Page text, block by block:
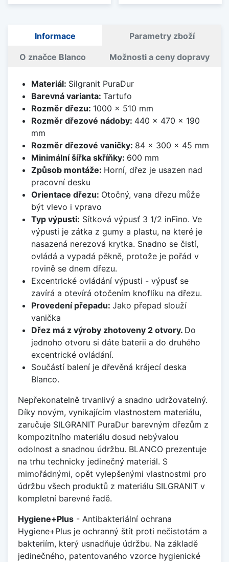
Informace Parametry zboží
O značce Blanco Možnosti a ceny dopravy
Materiál: Silgranit PuraDur
Barevná varianta: Tartufo
Rozměr dřezu: 1000 x 510 mm
Rozměr dřezové nádoby: 440 x 470 x 190
mm
Rozměr dřezové vaničky: 84 x 300 x 45 mm
Minimální šířka skříňky: 600 mm
Způsob montáže: Horní, dřez je usazen nad
pracovní desku
Orientace dřezu: Otočný, vana dřezu může
být vlevo i vpravo
Typ výpusti: Sítková výpusť 3 1/2 inFino. Ve
výpusti je zátka z gumy a plastu, na které je
nasazená nerezová krytka. Snadno se čistí,
ovládá a vypadá pěkně, protože je pořád v
rovině se dnem dřezu.
Excentrické ovládání výpusti - výpusť se
zavírá a otevírá otočením knoflíku na dřezu.
Provedení přepadu: Jako přepad slouží
vanička
Dřez má z výroby zhotoveny 2 otvory. Do
jednoho otvoru si dáte baterii a do druhého
excentrické ovládání.
Součástí balení je dřevěná krájecí deska
Blanco.
Nepřekonatelně trvanlivý a snadno udržovatelný.
Díky novým, vynikajícím vlastnostem materiálu,
zaručuje SILGRANIT PuraDur barevným dřezům z
kompozitního materiálu dosud nebývalou
odolnost a snadnou údržbu. BLANCO prezentuje
na trhu technicky jedinečný materiál. S
mimořádnými, opět vylepšenými vlastnostmi pro
údržbu všech produktů z materiálu SILGRANIT v
kompletní barevné řadě.
Hygiene+Plus - Antibakteriální ochrana
Hygiene+Plus je ochranný štít proti nečistotám a
bakteriím, který usnadňuje údržbu. Na základě
jedinečného, patentovaného vzorce hygienické